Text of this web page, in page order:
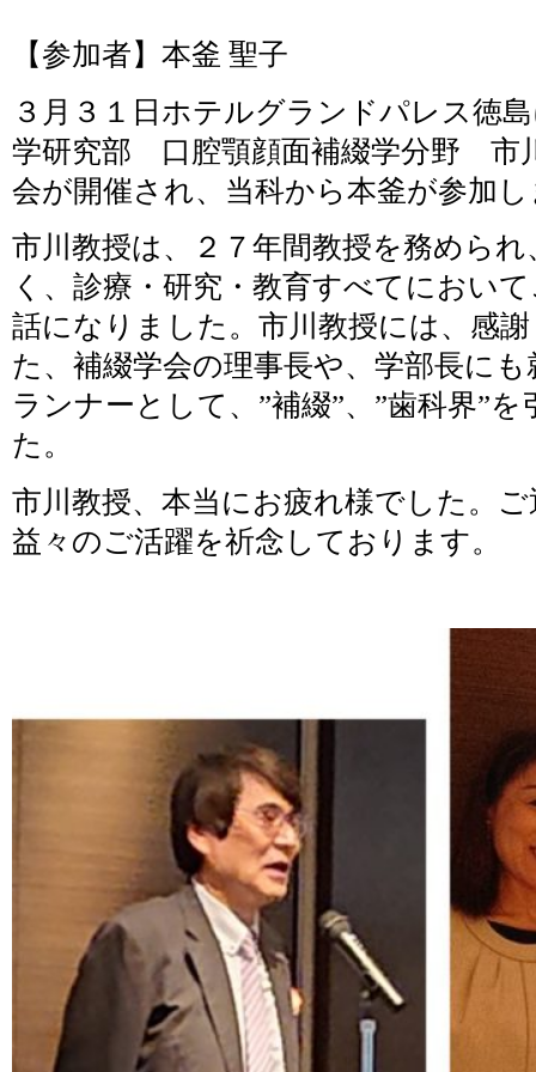
【参加者】本釜 聖子
３月３１日ホテルグランドパレス徳
学研究部 口腔顎顔面補綴学分野 市
会が開催され、当科から本釜が参加
市川教授は、２７年間教授を務めら
く、診療・研究・教育すべてにおい
話になりました。市川教授には、感
た、補綴学会の理事長や、学部長に
ランナーとして、”補綴”、”歯科界”
た。
市川教授、本当にお疲れ様でした。
益々のご活躍を祈念しております。